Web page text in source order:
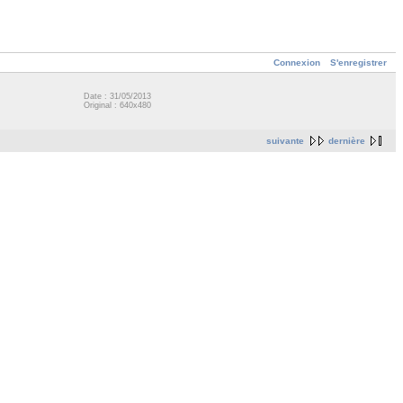
Connexion S'enregistrer
Date : 31/05/2013
Original : 640x480
suivante dernière